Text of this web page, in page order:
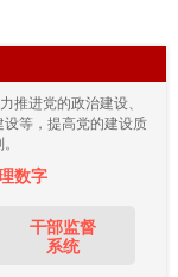
推进党的政治建设、
等，提高党的建设质
数字
干部监督
系统